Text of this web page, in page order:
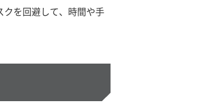
クを回避して、時間や手